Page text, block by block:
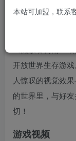
开放世界生存游
人惊叹的视觉效
的世界里，与好
切！
游戏视频
本站可加盟，联系